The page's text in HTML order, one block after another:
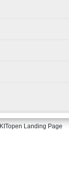
KITopen Landing Page